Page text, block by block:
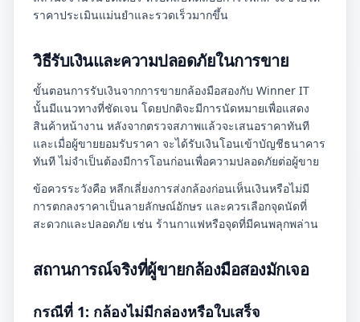
ราคาประเมินแม่นยำและรวดเร็วมากขึ้น
วิธีรับเงินและความปลอดภัยในการขาย
ขั้นตอนการรับเงินจากการขายกล้องมือสองกับ Winner IT
นั้นมีแนวทางที่ชัดเจน โดยปกติจะมีการนัดหมายเพื่อแสดง
สินค้าหน้างาน หลังจากตรวจสภาพแล้วจะเสนอราคาทันที
และเมื่อผู้ขายยอมรับราคา จะได้รับเงินโอนเข้าบัญชีธนาคาร
ทันที ไม่จำเป็นต้องมีการโอนก่อนเพื่อความปลอดภัยต่อผู้ขาย
ข้อควรระวังคือ หลีกเลี่ยงการส่งกล้องก่อนเห็นเงินหรือไม่มี
การตกลงราคาเป็นลายลักษณ์อักษร และควรเลือกจุดนัดที่
สะดวกและปลอดภัย เช่น ร้านกาแฟหรือจุดที่มีคนพลุกพล่าน
สถานการณ์จริงที่ผู้ขายกล้องมือสองมักเจอ
กรณีที่ 1: กล้องไม่มีกล่องหรือใบเสร็จ